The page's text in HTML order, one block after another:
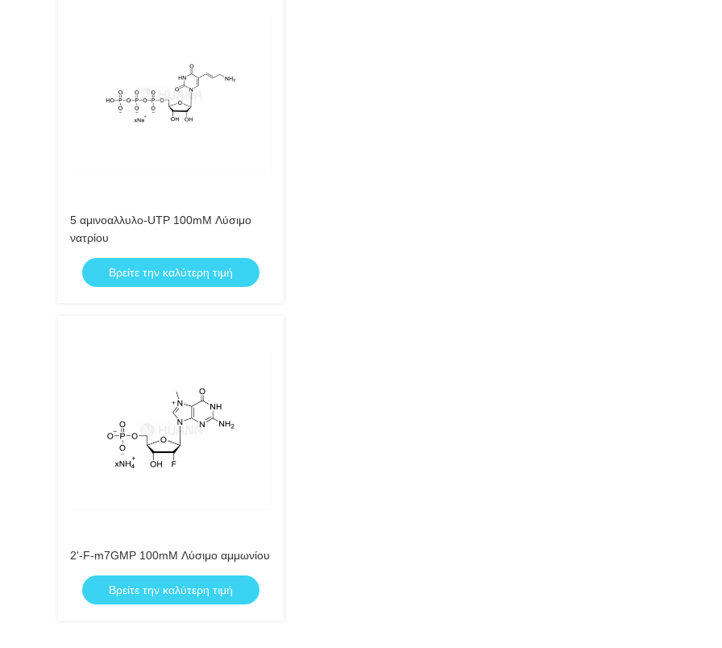
5 αμινοαλλυλο-UTP 100mM Λύσιμο
νατρίου
Βρείτε την καλύτερη τιμή
2'-F-m7GMP 100mM Λύσιμο αμμωνίου
Βρείτε την καλύτερη τιμή